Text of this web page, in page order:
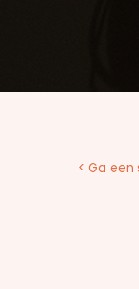
< Ga